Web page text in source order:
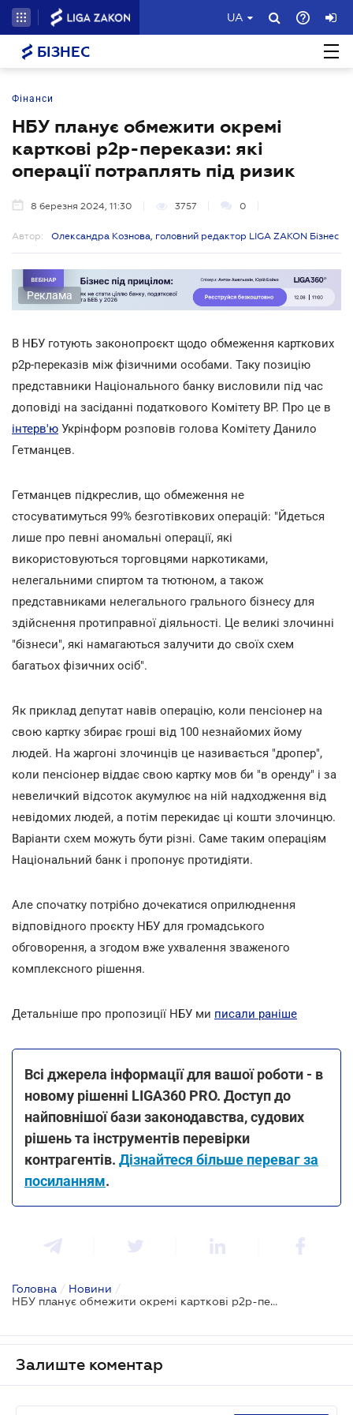
UA
БІЗНЕС
Фінанси
НБУ планує обмежити окремі
карткові p2p-перекази: які
операції потраплять під ризик
8 березня 2024, 11:30 3757 0
Автор: Олександра Кознова, головний редактор LIGA ZAKON Бізнес
Реклама
В НБУ готують законопроєкт щодо обмеження карткових
p2p-переказів між фізичними особами. Таку позицію
представники Національного банку висловили під час
доповіді на засіданні податкового Комітету ВР. Про це в
інтерв'ю Укрінформ розповів голова Комітету Данило
Гетманцев.
Гетманцев підкреслив, що обмеження не
стосуватимуться 99% безготівкових операцій: "Йдеться
лише про певні аномальні операції, які
використовуються торговцями наркотиками,
нелегальними спиртом та тютюном, а також
представниками нелегального грального бізнесу для
здійснення протиправної діяльності. Це великі злочинні
"бізнеси", які намагаються залучити до своїх схем
багатьох фізичних осіб".
Як приклад депутат навів операцію, коли пенсіонер на
свою картку збирає гроші від 100 незнайомих йому
людей. На жаргоні злочинців це називається "дропер",
коли пенсіонер віддає свою картку мов би "в оренду" і за
невеличкий відсоток акумулює на ній надходження від
невідомих людей, а потім перекидає ці кошти злочинцю.
Варіанти схем можуть бути різні. Саме таким операціям
Національний банк і пропонує протидіяти.
Але спочатку потрібно дочекатися оприлюднення
відповідного проєкту НБУ для громадського
обговорення, а згодом вже ухвалення зваженого
комплексного рішення.
Детальніше про пропозиції НБУ ми писали раніше
Всі джерела інформації для вашої роботи - в
новому рішенні LIGA360 PRO. Доступ до
найповнішої бази законодавства, судових
рішень та інструментів перевірки
контрагентів. Дізнайтеся більше переваг за
посиланням.
Головна / Новини /
НБУ планує обмежити окремі карткові p2p-перекази: які операції потраплять під ризик
Залиште коментар